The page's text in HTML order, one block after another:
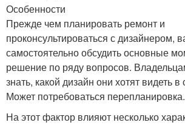
Особенности
Прежде чем планировать ремонт и
проконсультироваться с дизайнером,
самостоятельно обсудить основные
решение по ряду вопросов.
знать, какой дизайн они хотят видеть
Может потребоваться перепланировка.
На этот фактор влияют несколько